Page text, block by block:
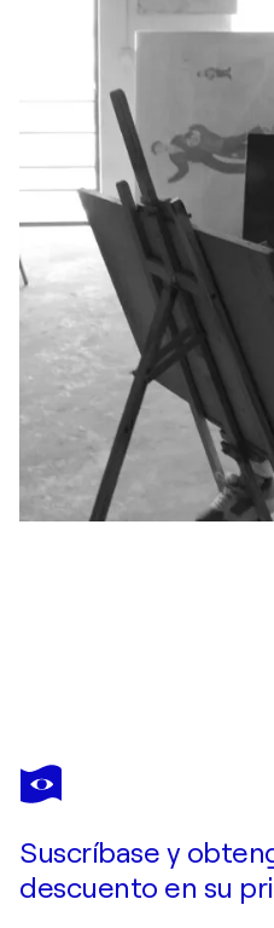
MIN ZOU
art woman
Suscríbase y
descuento en su